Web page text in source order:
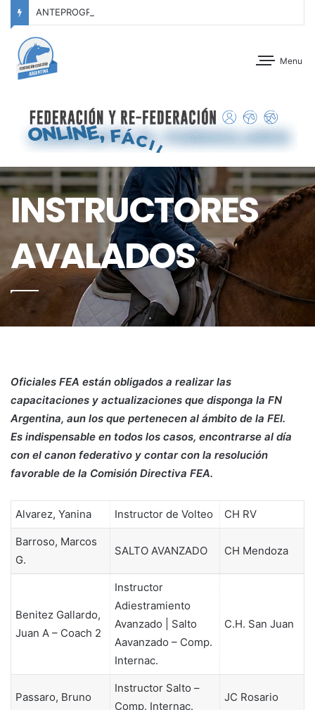
Menu
INSTRUCTORES
AVALADOS
Oficiales FEA están obligados a realizar las
capacitaciones y actualizaciones que disponga la FN
Argentina, aun los que pertenecen al ámbito de la FEI.
Es indispensable en todos los casos, encontrarse al día
con el canon federativo y contar con la resolución
favorable de la Comisión Directiva FEA.
Alvarez, Yanina Instructor de Volteo CH RV
Barroso, Marcos
G.
SALTO AVANZADO CH Mendoza
Benitez Gallardo,
Juan A – Coach 2
Instructor
Adiestramiento
Avanzado | Salto
Aavanzado – Comp.
Internac.
C.H. San Juan
Passaro, Bruno
Instructor Salto –
Comp. Internac.
JC Rosario